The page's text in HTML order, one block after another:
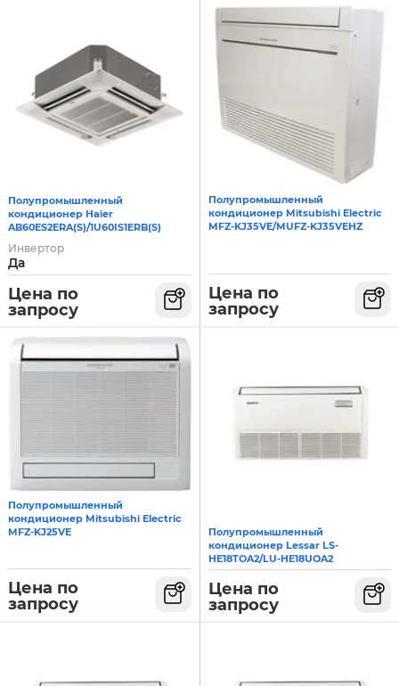
Полупромышленный
кондиционер Haier
AB60ES2ERA(S)/1U60IS1ERB(S)
Инвертор
Да
Цена по
запросу
Полупромышленный
кондиционер Mitsubishi Electric
MFZ-KJ35VE/MUFZ-KJ35VEHZ
Цена по
запросу
Полупромышленный
кондиционер Mitsubishi Electric
MFZ-KJ25VE
Цена по
запросу
Полупромышленный
кондиционер Lessar LS-
HE18TOA2/LU-HE18UOA2
Цена по
запросу